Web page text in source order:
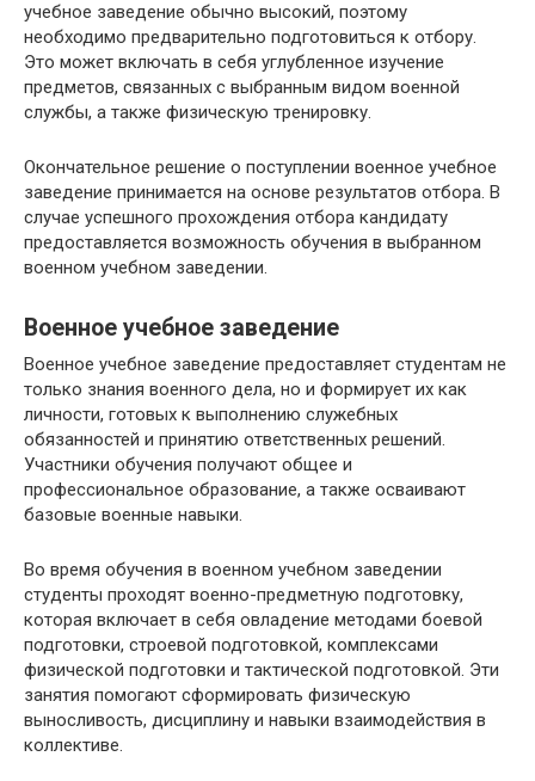
учебное заведение обычно высокий, поэтому
необходимо предварительно подготовиться к отбору.
Это может включать в себя углубленное изучение
предметов, связанных с выбранным видом военной
службы, а также физическую тренировку.
Окончательное решение о поступлении военное учебное
заведение принимается на основе результатов отбора. В
случае успешного прохождения отбора кандидату
предоставляется возможность обучения в выбранном
военном учебном заведении.
Военное учебное заведение
Военное учебное заведение предоставляет студентам не
только знания военного дела, но и формирует их как
личности, готовых к выполнению служебных
обязанностей и принятию ответственных решений.
Участники обучения получают общее и
профессиональное образование, а также осваивают
базовые военные навыки.
Во время обучения в военном учебном заведении
студенты проходят военно-предметную подготовку,
которая включает в себя овладение методами боевой
подготовки, строевой подготовкой, комплексами
физической подготовки и тактической подготовкой. Эти
занятия помогают сформировать физическую
выносливость, дисциплину и навыки взаимодействия в
коллективе.